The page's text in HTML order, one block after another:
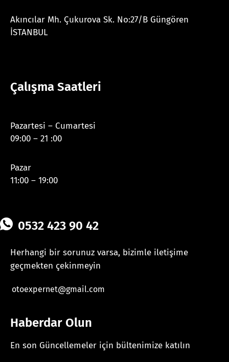
Akıncılar Mh. Çukurova Sk. No:27/B Güngören
İSTANBUL
Çalışma Saatleri
Pazartesi – Cumartesi
09:00 – 21 :00
Pazar
11:00 – 19:00
0532 423 90 42
Herhangi bir sorunuz varsa, bizimle iletişime
geçmekten çekinmeyin
otoexpernet@gmail.com
Haberdar Olun
En son Güncellemeler için bültenimize katılın